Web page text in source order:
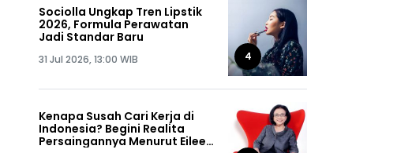
Sociolla Ungkap Tren Lipstik
2026, Formula Perawatan
Jadi Standar Baru
31 Jul 2026, 13:00 WIB 4
Kenapa Susah Cari Kerja di
Indonesia? Begini Realita
Persaingannya Menurut Eileen